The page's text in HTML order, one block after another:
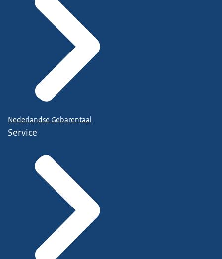
Nederlandse Gebarentaal
Service